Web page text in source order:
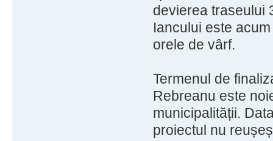
devierea traseului
Iancului este
orele de vârf.
Termenul de
Rebreanu este
municipalității.
proiectul nu